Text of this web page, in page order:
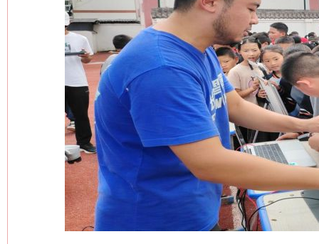
网上购药对药下症？